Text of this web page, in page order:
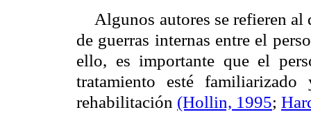
Algunos autores se refieren
de guerras internas entre el
ello, es importante que el
tratamiento esté
rehabilitación (Hollin, 1995;